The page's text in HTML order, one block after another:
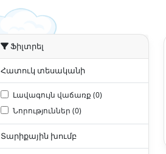
Ֆիլտրել
Հատուկ տեսականի
Լավագույն վաճառք (0)
Նորություններ (0)
Տարիքային խումբ